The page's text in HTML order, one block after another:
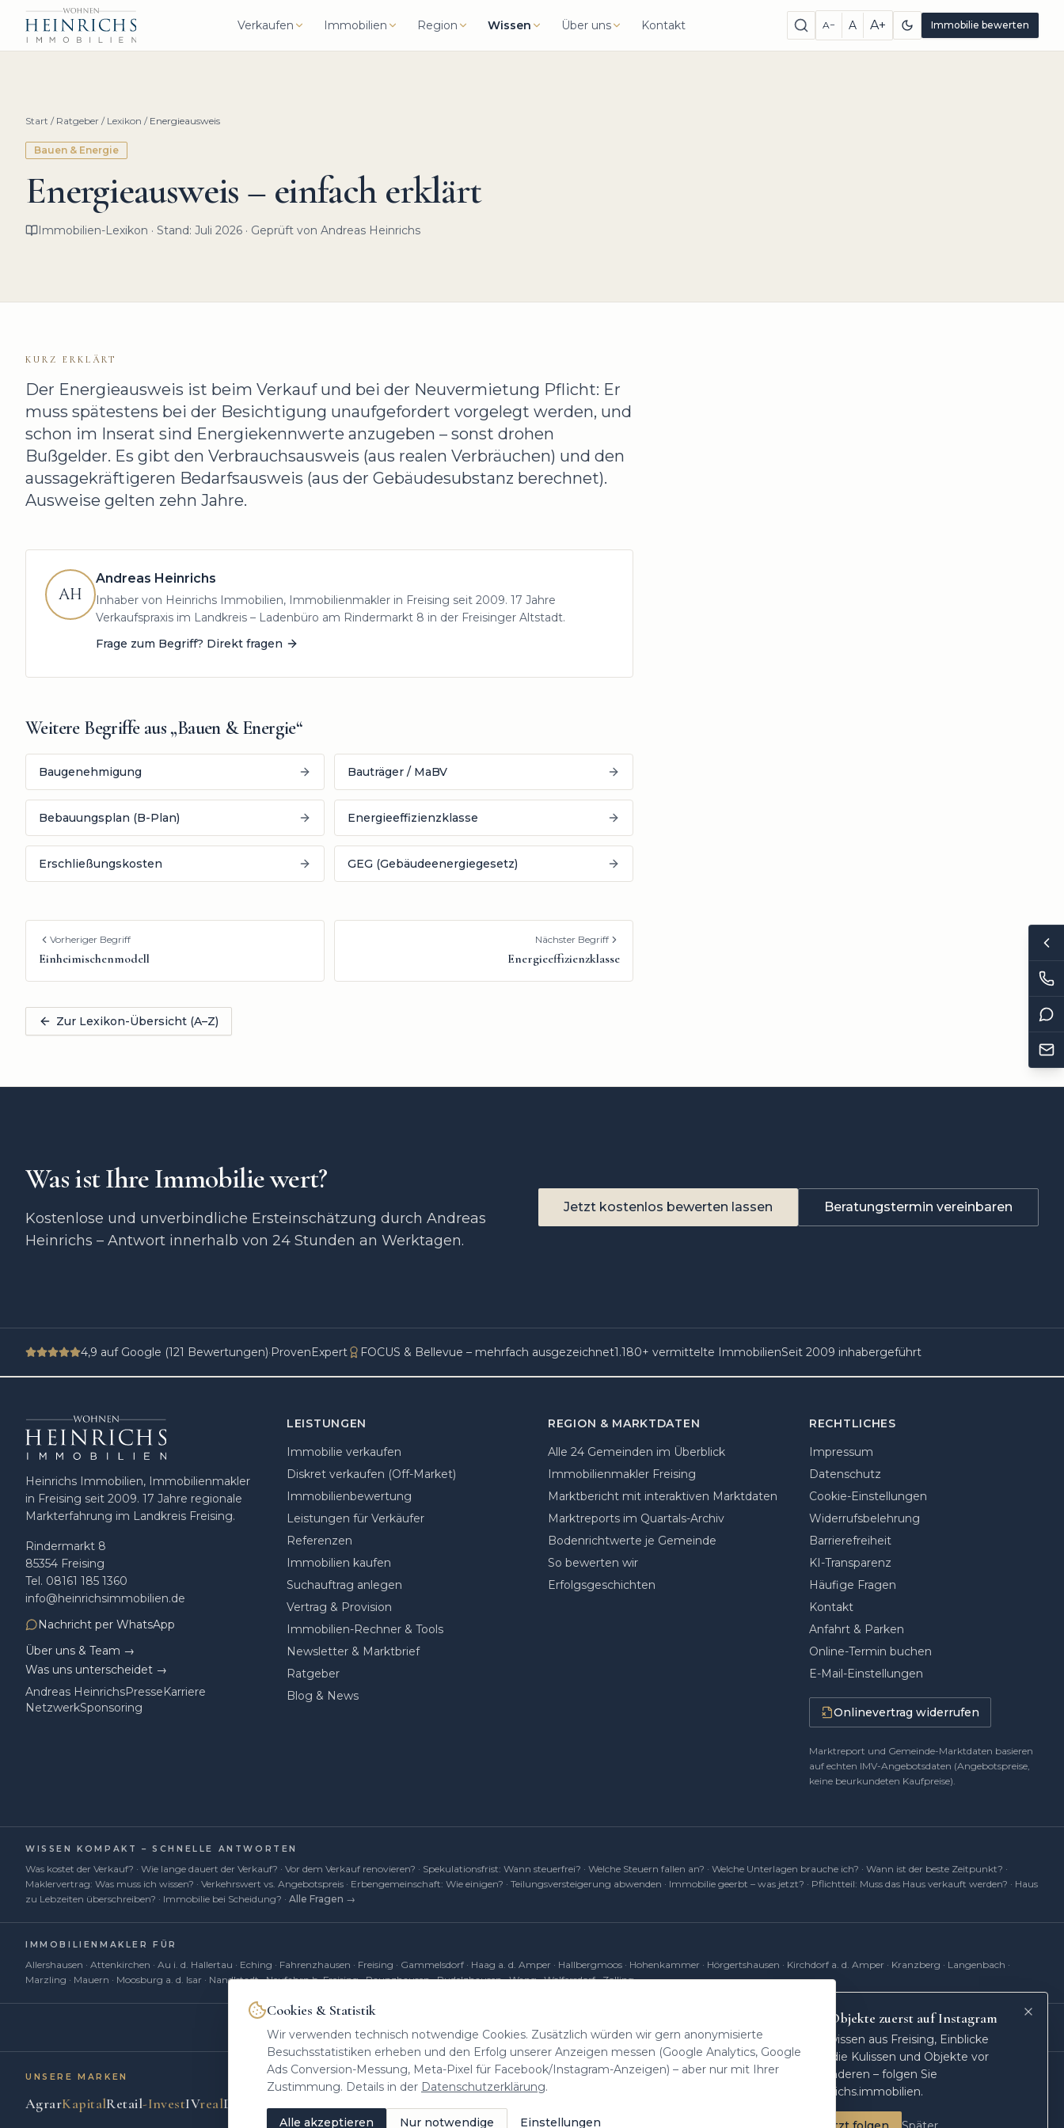
Verkaufen Immobilien Region Wissen Über uns Kontakt A− A A+ Immobilie bewerten
Start / Ratgeber / Lexikon / Energieausweis
Bauen & Energie
Energieausweis – einfach erklärt
Immobilien-Lexikon · Stand: Juli 2026 · Geprüft von Andreas Heinrichs
KURZ ERKLÄRT
Der Energieausweis ist beim Verkauf und bei der Neuvermietung Pflicht: Er
muss spätestens bei der Besichtigung unaufgefordert vorgelegt werden, und
schon im Inserat sind Energiekennwerte anzugeben – sonst drohen
Bußgelder. Es gibt den Verbrauchsausweis (aus realen Verbräuchen) und den
aussagekräftigeren Bedarfsausweis (aus der Gebäudesubstanz berechnet).
Ausweise gelten zehn Jahre.
AH
Andreas Heinrichs
Inhaber von Heinrichs Immobilien, Immobilienmakler in Freising seit 2009. 17 Jahre
Verkaufspraxis im Landkreis – Ladenbüro am Rindermarkt 8 in der Freisinger Altstadt.
Frage zum Begriff? Direkt fragen
Weitere Begriffe aus „Bauen & Energie“
Baugenehmigung Bauträger / MaBV
Bebauungsplan (B-Plan) Energieeffizienzklasse
Erschließungskosten GEG (Gebäudeenergiegesetz)
Vorheriger Begriff
Einheimischenmodell
Nächster Begriff
Energieeffizienzklasse
Zur Lexikon-Übersicht (A–Z)
Was ist Ihre Immobilie wert?
Kostenlose und unverbindliche Ersteinschätzung durch Andreas
Heinrichs – Antwort innerhalb von 24 Stunden an Werktagen.
Jetzt kostenlos bewerten lassen Beratungstermin vereinbaren
4,9 auf Google (121 Bewertungen)·ProvenExpert FOCUS & Bellevue – mehrfach ausgezeichnet1.180+ vermittelte ImmobilienSeit 2009 inhabergeführt
Heinrichs Immobilien, Immobilienmakler
in Freising seit 2009. 17 Jahre regionale
Markterfahrung im Landkreis Freising.
Rindermarkt 8
85354 Freising
Tel. 08161 185 1360
info@heinrichsimmobilien.de
Nachricht per WhatsApp
Über uns & Team →
Was uns unterscheidet →
Andreas HeinrichsPresseKarriere
NetzwerkSponsoring
LEISTUNGEN
Immobilie verkaufen
Diskret verkaufen (Off-Market)
Immobilienbewertung
Leistungen für Verkäufer
Referenzen
Immobilien kaufen
Suchauftrag anlegen
Vertrag & Provision
Immobilien-Rechner & Tools
Newsletter & Marktbrief
Ratgeber
Blog & News
REGION & MARKTDATEN
Alle 24 Gemeinden im Überblick
Immobilienmakler Freising
Marktbericht mit interaktiven Marktdaten
Marktreports im Quartals-Archiv
Bodenrichtwerte je Gemeinde
So bewerten wir
Erfolgsgeschichten
RECHTLICHES
Impressum
Datenschutz
Cookie-Einstellungen
Widerrufsbelehrung
Barrierefreiheit
KI-Transparenz
Häufige Fragen
Kontakt
Anfahrt & Parken
Online-Termin buchen
E-Mail-Einstellungen
Onlinevertrag widerrufen
Marktreport und Gemeinde-Marktdaten basieren
auf echten IMV-Angebotsdaten (Angebotspreise,
keine beurkundeten Kaufpreise).
WISSEN KOMPAKT – SCHNELLE ANTWORTEN
Was kostet der Verkauf? · Wie lange dauert der Verkauf? · Vor dem Verkauf renovieren? · Spekulationsfrist: Wann steuerfrei? · Welche Steuern fallen an? · Welche Unterlagen brauche ich? · Wann ist der beste Zeitpunkt? ·
Maklervertrag: Was muss ich wissen? · Verkehrswert vs. Angebotspreis · Erbengemeinschaft: Wie einigen? · Teilungsversteigerung abwenden · Immobilie geerbt – was jetzt? · Pflichtteil: Muss das Haus verkauft werden? · Haus
zu Lebzeiten überschreiben? · Immobilie bei Scheidung? · Alle Fragen →
IMMOBILIENMAKLER FÜR
Allershausen · Attenkirchen · Au i. d. Hallertau · Eching · Fahrenzhausen · Freising · Gammelsdorf · Haag a. d. Amper · Hallbergmoos · Hohenkammer · Hörgertshausen · Kirchdorf a. d. Amper · Kranzberg · Langenbach ·
Marzling · Mauern · Moosburg a. d. Isar · Nandlstadt·Neufahrn b. Freising·Paunzhausen·Rudelzhausen·Wang·Wolfersdorf·Zolling
Heinrichs Immobilien hat 4,85 von 5 Sternen | 396 Bewertungen auf ProvenExpert.com
UNSERE MARKEN
AgrarKapitalRetail-InvestIVrealDC
Neue Objekte zuerst auf Instagram
Marktwissen aus Freising, Einblicke
hinter die Kulissen und Objekte vor
allen anderen – folgen Sie
@heinrichs.immobilien.
Cookies & Statistik
Wir verwenden technisch notwendige Cookies. Zusätzlich würden wir gern anonymisierte
Besuchsstatistiken erheben und den Erfolg unserer Anzeigen messen (Google Analytics, Google
Ads Conversion-Messung, Meta-Pixel für Facebook/Instagram-Anzeigen) – aber nur mit Ihrer
Zustimmung. Details in der Datenschutzerklärung.
Alle akzeptieren Nur notwendige Einstellungen